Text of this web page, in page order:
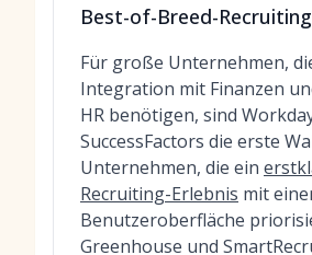
Best-of-Breed-
Für große Unternehmen,
Integration mit Finanzen
HR benötigen, sind
SuccessFactors die erste
Unternehmen, die ein
Recruiting-Erlebnis mit
Benutzeroberfläche
Greenhouse und